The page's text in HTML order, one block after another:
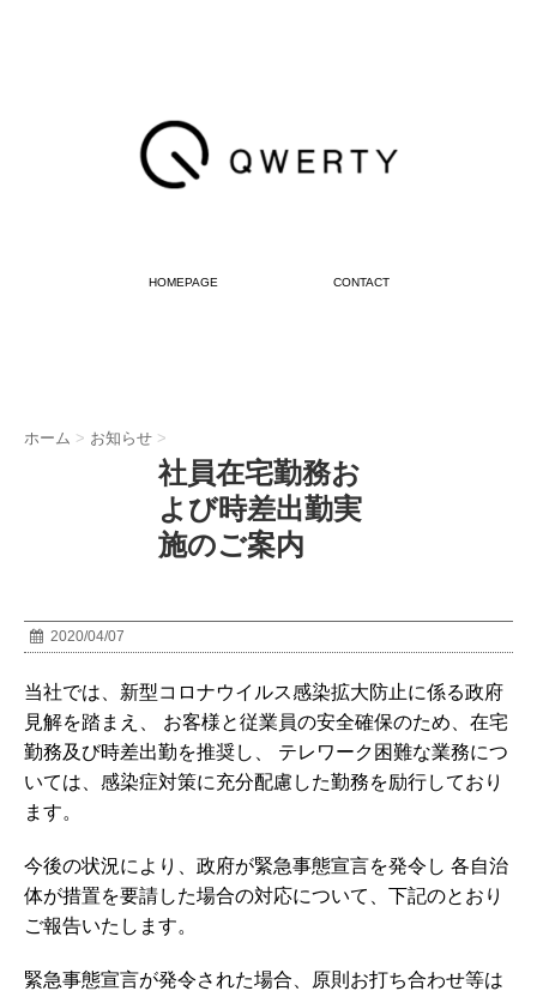
HOMEPAGE CONTACT
ホーム > お知らせ >
社員在宅勤務お
よび時差出勤実
施のご案内
2020/04/07
当社では、新型コロナウイルス感染拡大防止に係る政府
見解を踏まえ、 お客様と従業員の安全確保のため、在宅
勤務及び時差出勤を推奨し、 テレワーク困難な業務につ
いては、感染症対策に充分配慮した勤務を励行しており
ます。
今後の状況により、政府が緊急事態宣言を発令し 各自治
体が措置を要請した場合の対応について、下記のとおり
ご報告いたします。
緊急事態宣言が発令された場合、原則お打ち合わせ等は